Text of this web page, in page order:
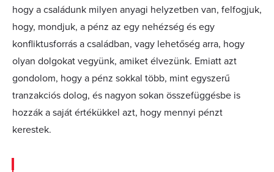
hogy a családunk milyen anyagi helyzetben van, felfogjuk,
hogy, mondjuk, a pénz az egy nehézség és egy
konfliktusforrás a családban, vagy lehetőség arra, hogy
olyan dolgokat vegyünk, amiket élvezünk. Emiatt azt
gondolom, hogy a pénz sokkal több, mint egyszerű
tranzakciós dolog, és nagyon sokan összefüggésbe is
hozzák a saját értékükkel azt, hogy mennyi pénzt
kerestek.